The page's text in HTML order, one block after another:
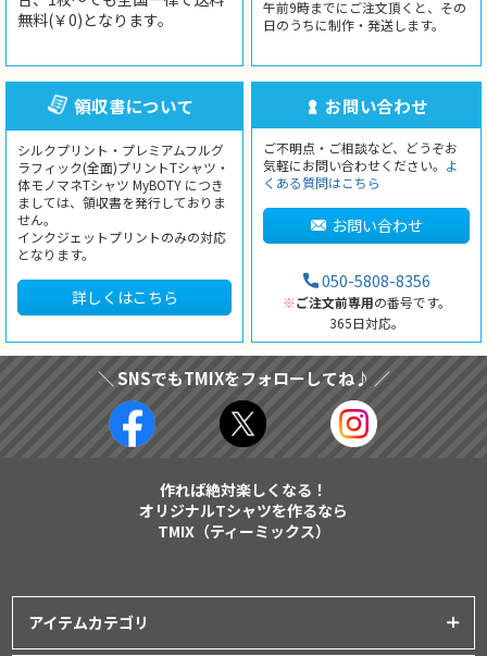
無料(￥0)となります。
午前9時までにご注文頂くと、その
日のうちに制作・発送します。
領収書について
シルクプリント・プレミアムフルグ
ラフィック(全面)プリントTシャツ・
体モノマネTシャツ MyBOTY につき
ましては、領収書を発行しておりま
せん。
インクジェットプリントのみの対応
となります。
詳しくはこちら
お問い合わせ
ご不明点・ご相談など、どうぞお
気軽にお問い合わせください。 よ
くある質問はこちら
お問い合わせ
050-5808-8356
※ご注文前専用の番号です。
365日対応。
＼ SNSでもTMIXをフォローしてね♪ ／
作れば絶対楽しくなる！
オリジナルTシャツを作るなら
TMIX（ティーミックス）
アイテムカテゴリ